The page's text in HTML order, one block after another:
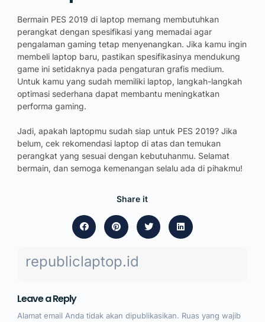
Share it
Bermain PES 2019 di laptop memang membutuhkan
perangkat dengan spesifikasi yang memadai agar
pengalaman gaming tetap menyenangkan. Jika kamu ingin
membeli laptop baru, pastikan spesifikasinya mendukung
game ini setidaknya pada pengaturan grafis medium.
Untuk kamu yang sudah memiliki laptop, langkah-langkah
optimasi sederhana dapat membantu meningkatkan
performa gaming.
Jadi, apakah laptopmu sudah siap untuk PES 2019? Jika
belum, cek rekomendasi laptop di atas dan temukan
perangkat yang sesuai dengan kebutuhanmu. Selamat
bermain, dan semoga kemenangan selalu ada di pihakmu!
republiclaptop.id
Leave a Reply
Alamat email Anda tidak akan dipublikasikan. Ruas yang wajib